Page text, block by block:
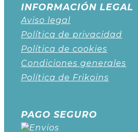
INFORMACIÓN LEGAL
Aviso legal
Política de privacidad
Política de cookies
Condiciones generales
Política de Frikoins
PAGO SEGURO